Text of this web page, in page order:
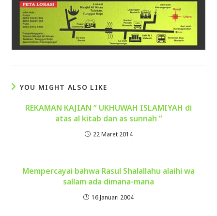
YOU MIGHT ALSO LIKE
REKAMAN KAJIAN ” UKHUWAH ISLAMIYAH di
atas al kitab dan as sunnah “
22 Maret 2014
Mempercayai bahwa Rasul Shalallahu alaihi wa
sallam ada dimana-mana
16 Januari 2004